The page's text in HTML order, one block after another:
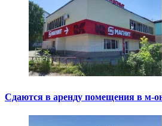
Сдаются в аренду помещения в м-